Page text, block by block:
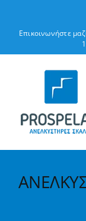
περιεχόμενο
Επικοινωνήστε